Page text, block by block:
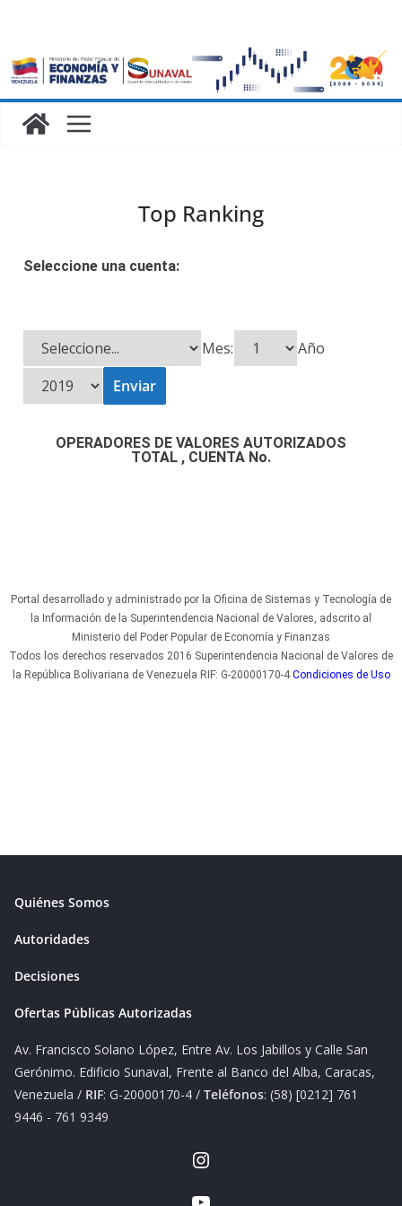
Top Ranking
Seleccione una cuenta:
Mes: Año
OPERADORES DE VALORES AUTORIZADOS
TOTAL , CUENTA No.
Portal desarrollado y administrado por la Oficina de Sistemas y Tecnología de
la Información de la Superintendencia Nacional de Valores, adscrito al
Ministerio del Poder Popular de Economía y Finanzas
Todos los derechos reservados 2016 Superintendencia Nacional de Valores de
la República Bolivariana de Venezuela RIF: G-20000170-4 Condiciones de Uso
Quiénes Somos
Autoridades
Decisiones
Ofertas Públicas Autorizadas
Av. Francisco Solano López, Entre Av. Los Jabillos y Calle San
Gerónimo. Edificio Sunaval, Frente al Banco del Alba, Caracas,
Venezuela / RIF: G-20000170-4 / Teléfonos: (58) [0212] 761
9446 - 761 9349